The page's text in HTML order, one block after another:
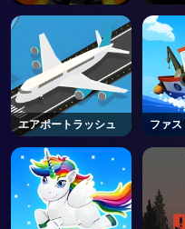
エアポートラッシュ ファ